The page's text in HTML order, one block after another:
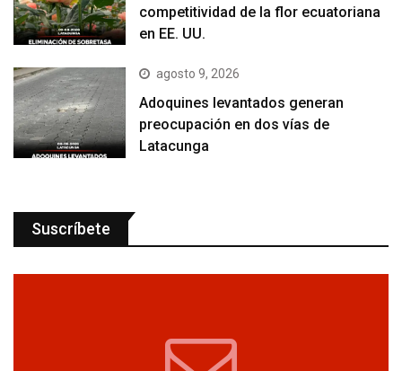
competitividad de la flor ecuatoriana
en EE. UU.
agosto 9, 2026
Adoquines levantados generan
preocupación en dos vías de
Latacunga
Suscríbete